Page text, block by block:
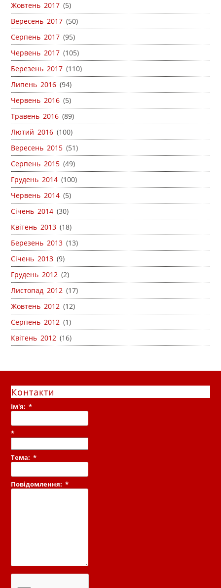
Жовтень 2017 (5)
Вересень 2017 (50)
Серпень 2017 (95)
Червень 2017 (105)
Березень 2017 (110)
Липень 2016 (94)
Червень 2016 (5)
Травень 2016 (89)
Лютий 2016 (100)
Вересень 2015 (51)
Серпень 2015 (49)
Грудень 2014 (100)
Червень 2014 (5)
Січень 2014 (30)
Квітень 2013 (18)
Березень 2013 (13)
Січень 2013 (9)
Грудень 2012 (2)
Листопад 2012 (17)
Жовтень 2012 (12)
Серпень 2012 (1)
Квітень 2012 (16)
Контакти
Ім'я:*
*
Тема:*
Повідомлення:*